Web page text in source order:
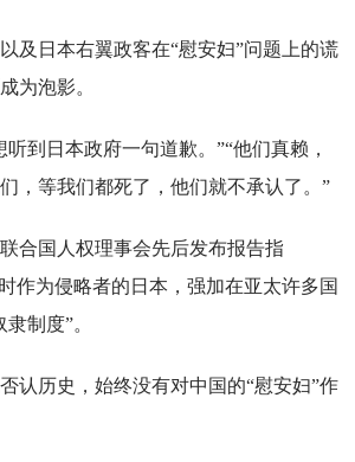
及日本右翼政客在“慰安妇”问题上的谎
为泡影。
听到日本政府一句道歉。”“他们真赖，
，等我们都死了，他们就不承认了。”
合国人权理事会先后发布报告指
作为侵略者的日本，强加在亚太许多国
制度”。
认历史，始终没有对中国的“慰安妇”作